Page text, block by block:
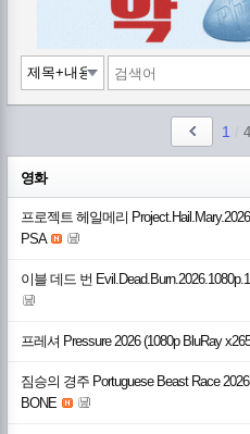
1
영화
프로젝트 헤일메리
PSA
이블 데드 번
프레셔 Pressure 2026 (1080p BluRay
짐승의 경주 Portuguese Beast Race
BONE